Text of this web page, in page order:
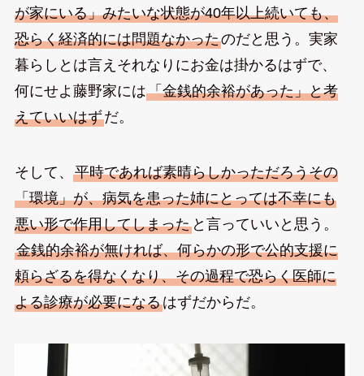
が家にいる」みたいな状態が40年以上続いても、
恐らく経済的には問題なかったのだと思う。実家
暮らしとは言えそれなりにお金は掛かるはずで、
何にせよ藤野家には「金銭的余裕があった」と考
えていいはずだ。
そして、 平時であれば素晴らしかっただろうその
「環境」が、病気を患った姉にとっては不幸にも
悪い形で作用してしまったと言っていいと思う。
金銭的余裕が無ければ、何らかの形で公的支援に
頼らざるを得なくなり、その過程で恐らく医師に
よる診療が必要になるはずだからだ。